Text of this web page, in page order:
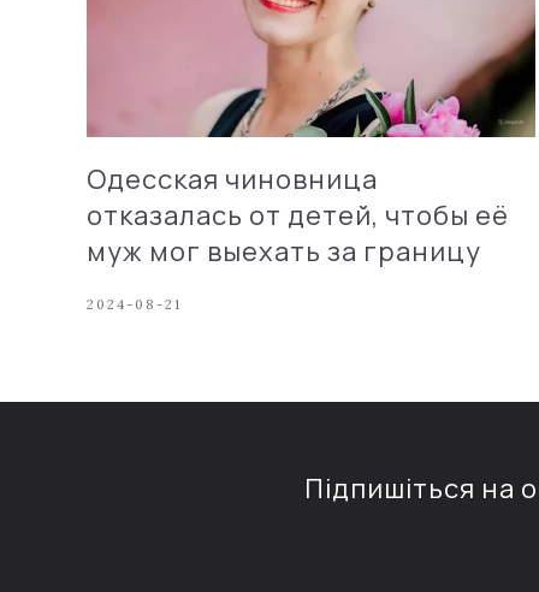
Одесская чиновница
отказалась от детей, чтобы её
муж мог выехать за границу
2024-08-21
Підпишіться на